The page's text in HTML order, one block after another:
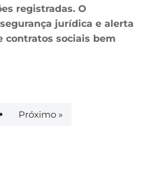
registradas. O
jurídica e alerta
contratos sociais bem
Próximo »